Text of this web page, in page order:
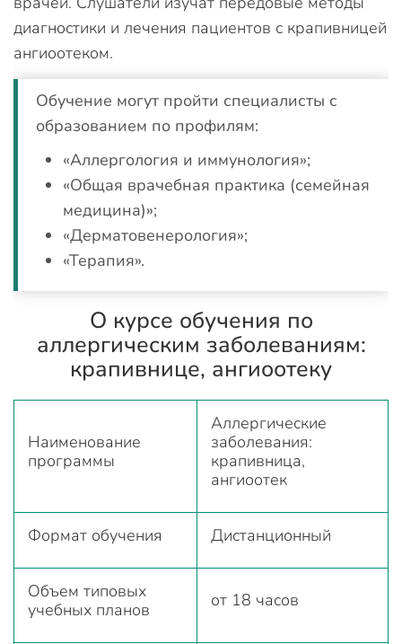
диагностики и лечения пациентов с крапивницей
ангиоотеком.
Обучение могут пройти специалисты с
образованием по профилям:
«Аллергология и иммунология»;
«Общая врачебная практика (семейная
медицина)»;
«Дерматовенерология»;
«Терапия».
О курсе обучения по
аллергическим заболеваниям:
крапивнице, ангиоотеку
Наименование
программы
Аллергические
заболевания:
крапивница,
ангиоотек
Формат обучения Дистанционный
Объем типовых
учебных планов
от 18 часов